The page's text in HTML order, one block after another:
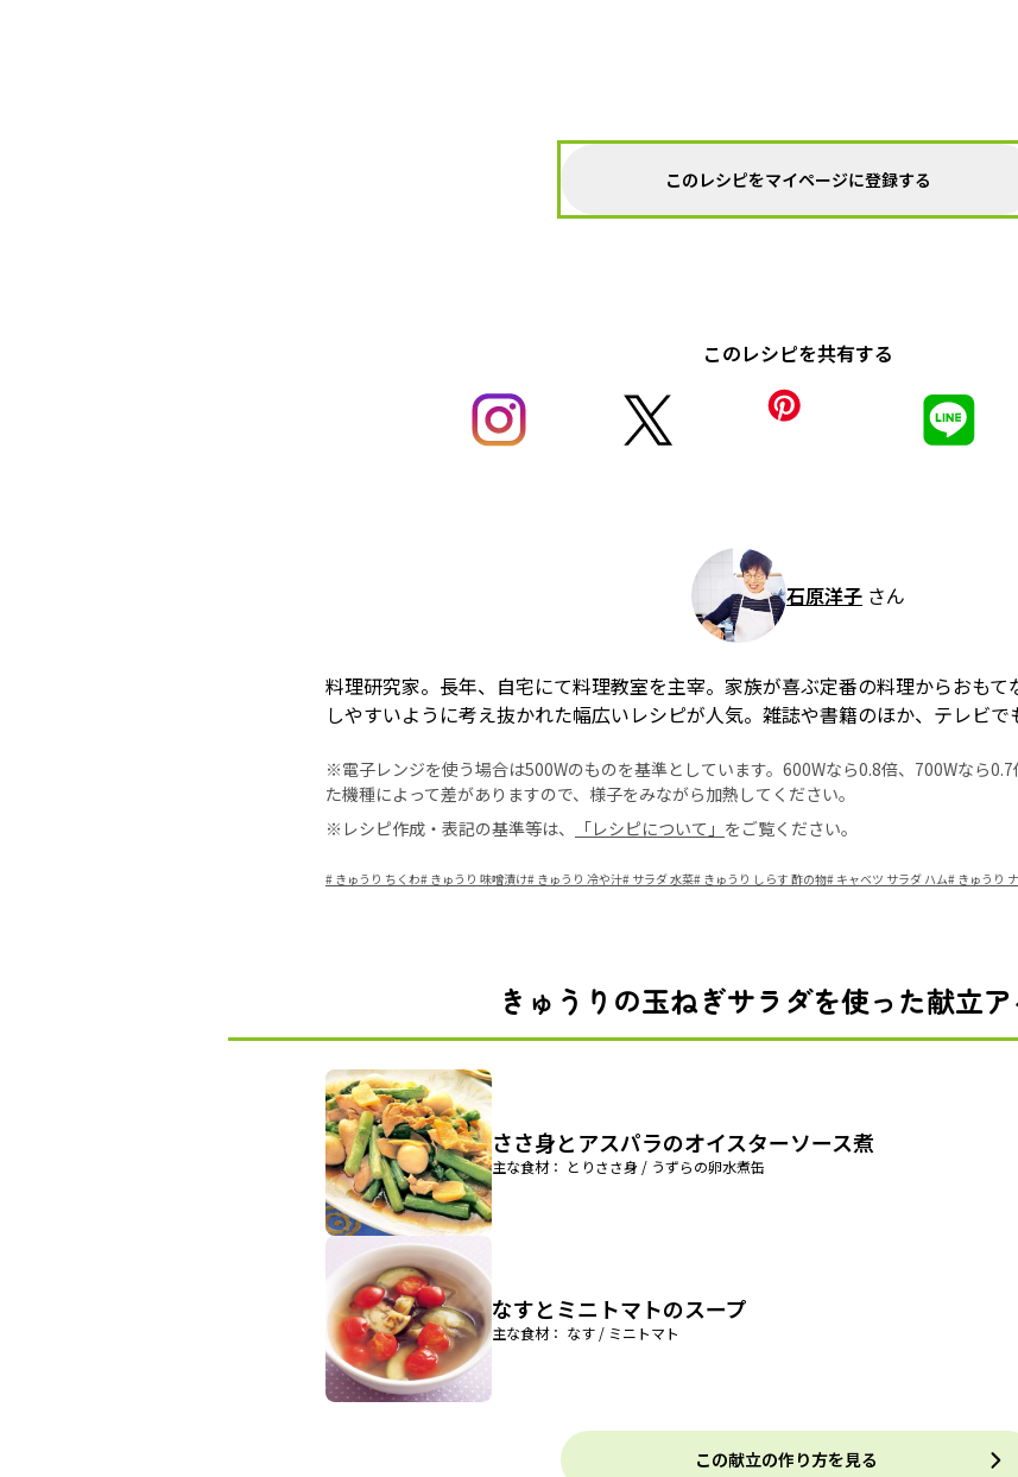
このレシピをマイページに登録する
このレシピを共有する
石原洋子 さん
料理研究家。長年、自宅にて料理教室を主宰。家族が喜ぶ定番の料理からおもて
しやすいように考え抜かれた幅広いレシピが人気。雑誌や書籍のほか、テレビで
※電子レンジを使う場合は500Wのものを基準としています。600Wなら0.8倍、700Wなら
た機種によって差がありますので、様子をみながら加熱してください。
※レシピ作成・表記の基準等は、
「レシピについて」 をご覧ください。
# きゅうり ちくわ# きゅうり 味噌漬け# きゅうり 冷や汁# サラダ 水菜# きゅうり しらす 酢の物# キャベツ サラダ ハム# きゅうり
きゅうりの玉ねぎサラダを使った献立
ささ身とアスパラのオイスターソース煮
主な食材： とりささ身 / うずらの卵水煮缶
なすとミニトマトのスープ
主な食材： なす / ミニトマト
この献立の作り方を見る